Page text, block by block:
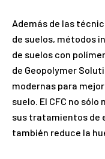
Además de las
de suelos, métodos
de suelos con
de Geopolymer
modernas para
suelo. El CFC no
sus tratamientos de
también reduce la